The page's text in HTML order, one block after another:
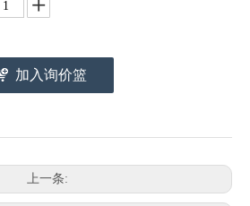
加入询价篮
上一条: